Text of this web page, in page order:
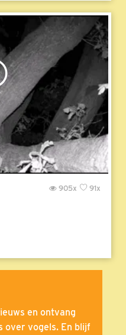
91x
905x
en ontvang
over vogels. En blijf